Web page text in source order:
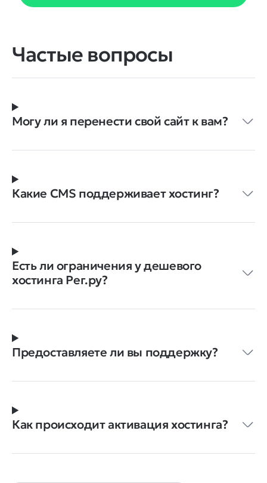
Частые вопросы
Могу ли я перенести свой сайт к вам?
Какие CMS поддерживает хостинг?
Есть ли ограничения у дешевого
хостинга Рег.ру?
Предоставляете ли вы поддержку?
Как происходит активация хостинга?